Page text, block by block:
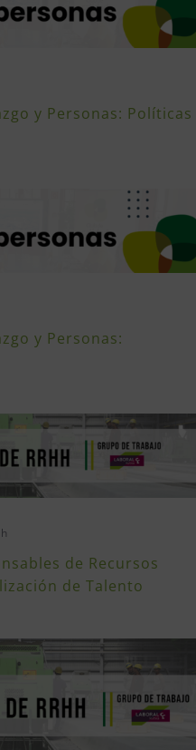
y Personas: Políticas
y Personas:
de Recursos
de Talento